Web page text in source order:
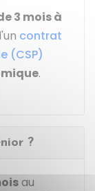
3 mois à
contrat
(CSP)
.
?
au